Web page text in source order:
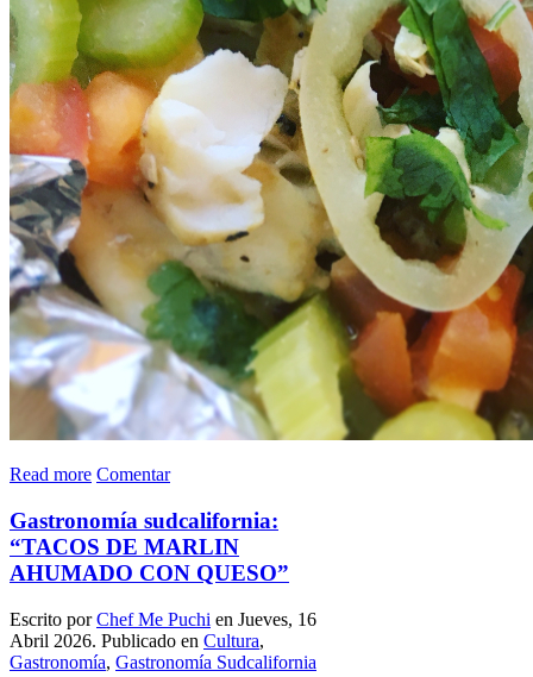
Read more Comentar
Gastronomía sudcalifornia:
“TACOS DE MARLIN
AHUMADO CON QUESO”
Escrito porChef Me Puchi en Jueves, 16
Abril 2026. Publicado en Cultura,
Gastronomía, Gastronomía Sudcalifornia